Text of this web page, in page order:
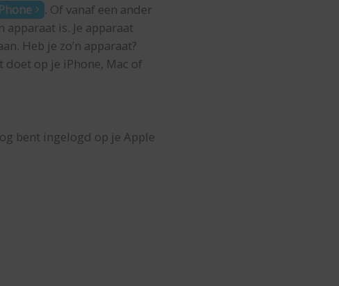
. Of vanaf een ander
is. Je apparaat
Heb je zo’n apparaat?
op je iPhone, Mac of
bent ingelogd op je Apple